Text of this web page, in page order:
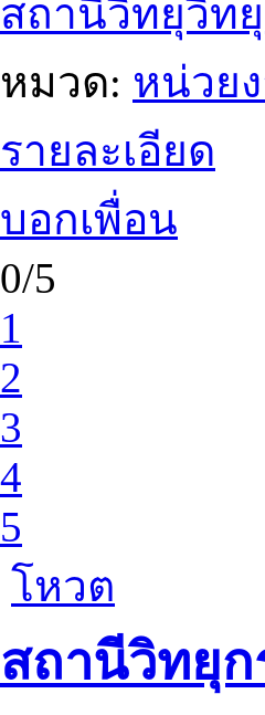
สถานีวิทยุวิท
หมวด: หน่วย
รายละเอียด
บอกเพื่อน
0/5
1
2
3
4
5
โหวต
สถานีวิทยุก